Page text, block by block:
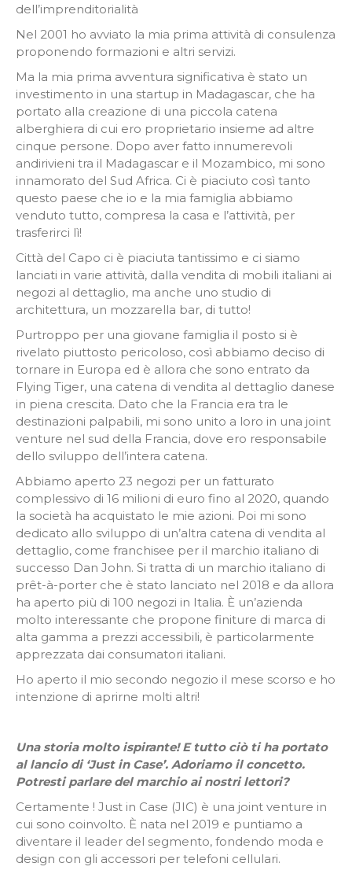
dell’imprenditorialità
Nel 2001 ho avviato la mia prima attività di consulenza
proponendo formazioni e altri servizi.
Ma la mia prima avventura significativa è stato un
investimento in una startup in Madagascar, che ha
portato alla creazione di una piccola catena
alberghiera di cui ero proprietario insieme ad altre
cinque persone. Dopo aver fatto innumerevoli
andirivieni tra il Madagascar e il Mozambico, mi sono
innamorato del Sud Africa. Ci è piaciuto così tanto
questo paese che io e la mia famiglia abbiamo
venduto tutto, compresa la casa e l’attività, per
trasferirci lì!
Città del Capo ci è piaciuta tantissimo e ci siamo
lanciati in varie attività, dalla vendita di mobili italiani ai
negozi al dettaglio, ma anche uno studio di
architettura, un mozzarella bar, di tutto!
Purtroppo per una giovane famiglia il posto si è
rivelato piuttosto pericoloso, così abbiamo deciso di
tornare in Europa ed è allora che sono entrato da
Flying Tiger, una catena di vendita al dettaglio danese
in piena crescita. Dato che la Francia era tra le
destinazioni palpabili, mi sono unito a loro in una joint
venture nel sud della Francia, dove ero responsabile
dello sviluppo dell’intera catena.
Abbiamo aperto 23 negozi per un fatturato
complessivo di 16 milioni di euro fino al 2020, quando
la società ha acquistato le mie azioni. Poi mi sono
dedicato allo sviluppo di un’altra catena di vendita al
dettaglio, come franchisee per il marchio italiano di
successo Dan John. Si tratta di un marchio italiano di
prêt-à-porter che è stato lanciato nel 2018 e da allora
ha aperto più di 100 negozi in Italia. È un’azienda
molto interessante che propone finiture di marca di
alta gamma a prezzi accessibili, è particolarmente
apprezzata dai consumatori italiani.
Ho aperto il mio secondo negozio il mese scorso e ho
intenzione di aprirne molti altri!
Una storia molto ispirante! E tutto ciò ti ha portato
al lancio di ‘Just in Case’. Adoriamo il concetto.
Potresti parlare del marchio ai nostri lettori?
Certamente ! Just in Case (JIC) è una joint venture in
cui sono coinvolto. È nata nel 2019 e puntiamo a
diventare il leader del segmento, fondendo moda e
design con gli accessori per telefoni cellulari.